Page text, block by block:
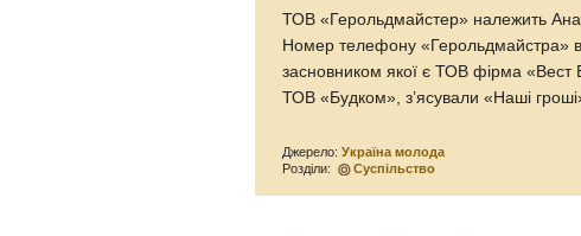
ТОВ «Герольдмайстер» належить
Номер телефону «Герольдмайстра»
засновником якої є ТОВ фірма «Вест
ТОВ «Будком», з’ясували «Наші
Джерело:Україна молода
Розділи:
Суспільство